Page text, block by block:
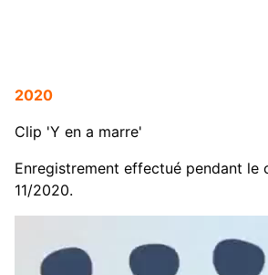
2020
Clip 'Y en a marre'
Enregistrement effectué pendant le
11/2020.